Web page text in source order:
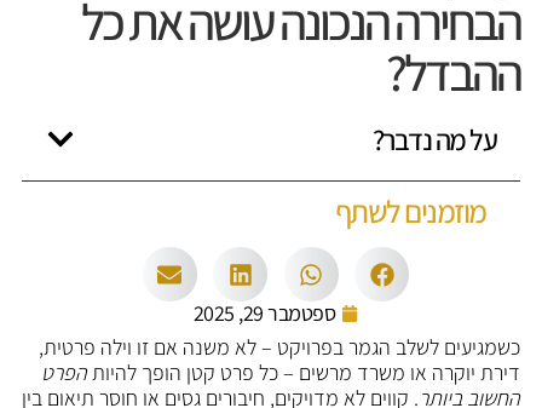
הבחירה הנכונה עושה את כל
ההבדל?
על מה נדבר?
ספטמבר 29, 2025
מוזמנים לשתף
כשמגיעים לשלב הגמר בפרויקט – לא משנה אם זו וילה פרטית,
דירת יוקרה או משרד מרשים – כל פרט קטן הופך להיותהפרט
החשוב ביותר. קווים לא מדויקים, חיבורים גסים או חוסר תיאום בין